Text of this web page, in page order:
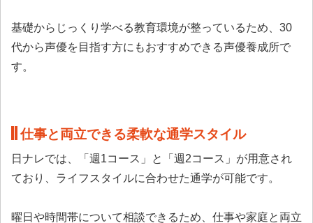
基礎からじっくり学べる教育環境が整っているため、30
代から声優を目指す方にもおすすめできる声優養成所で
す。
仕事と両立できる柔軟な通学スタイル
日ナレでは、「週1コース」と「週2コース」が用意され
ており、ライフスタイルに合わせた通学が可能です。
曜日や時間帯について相談できるため、仕事や家庭と両立